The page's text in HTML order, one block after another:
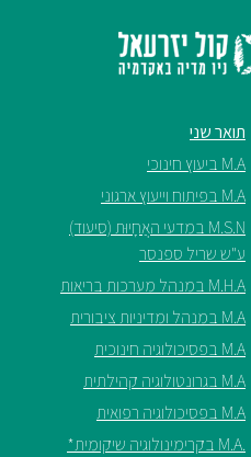
תואר שני
M.A ביעוץ חינוכי
M.A בפיתוח וייעוץ ארגוני
M.S.N במדעי האֲחָיוּת (סיעוד)
ע"ש שריל ספנסר
M.H.A במנהל מערכות בריאות
M.A במנהל ומדיניות ציבורית
M.A בפסיכולוגיה חינוכית
M.A בגרונטולוגיה קהילתית
M.A בפסיכולוגיה רפואית
.M.A בקרימינולוגיה שיקומית*